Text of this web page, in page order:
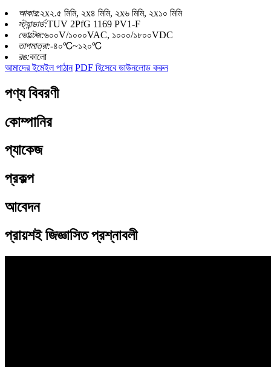
আকার:২x২.৫ মিমি, ২x৪ মিমি, ২x৬ মিমি, ২x১০ মিমি
স্ট্যান্ডার্ড:TUV 2PfG 1169 PV1-F
ভোল্টেজ:৬০০V/১০০০VAC, ১০০০/১৮০০VDC
তাপমাত্রা:-৪০℃~১২০℃
রঙ:কালো
আমাদের ইমেইল পাঠান PDF হিসেবে ডাউনলোড করুন
পণ্য বিবরণী
কোম্পানির
প্যাকেজ
প্রকল্প
আবেদন
প্রায়শই জিজ্ঞাসিত প্রশ্নাবলী